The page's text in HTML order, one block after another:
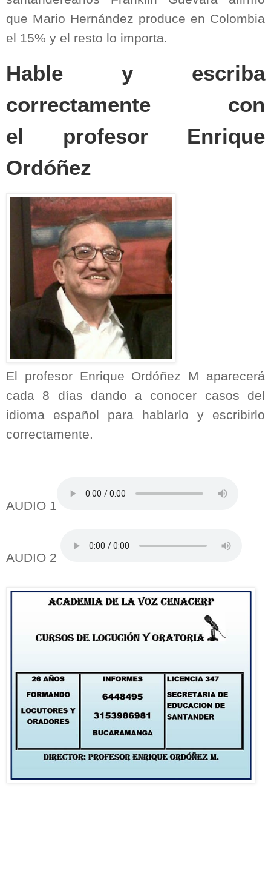
que Mario Hernández produce en Colombia
el 15% y el resto lo importa.
Hable y escriba
correctamente con
el profesor Enrique
Ordóñez
El profesor Enrique Ordóñez M aparecerá
cada 8 días dando a conocer casos del
idioma español para hablarlo y escribirlo
correctamente.
AUDIO 1
AUDIO 2